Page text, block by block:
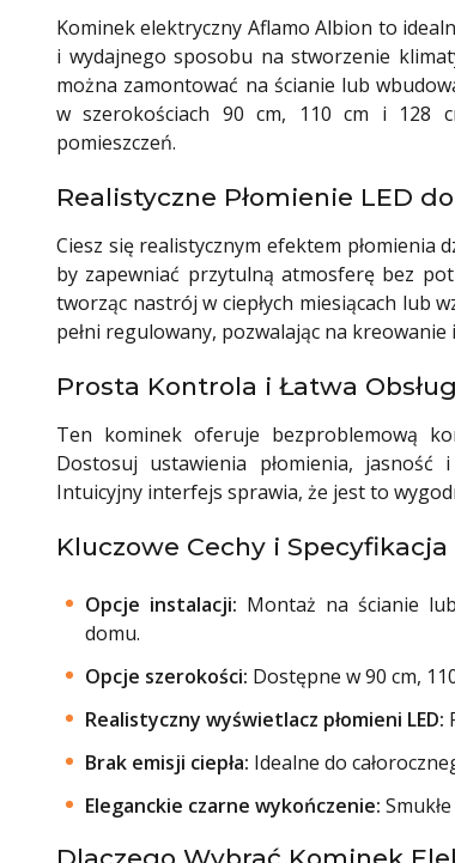
Kominek elektryczny Aflamo Albion to
i wydajnego sposobu na stworzenie
można zamontować na ścianie lub
w szerokościach 90 cm, 110 cm i 128
pomieszczeń.
Realistyczne Płomienie LED
Ciesz się realistycznym efektem
by zapewniać przytulną atmosferę bez
tworząc nastrój w ciepłych miesiącach lub
pełni regulowany, pozwalając na
Prosta Kontrola i Łatwa
Ten kominek oferuje bezproblemową
Dostosuj ustawienia płomienia,
Intuicyjny interfejs sprawia, że jest to
Kluczowe Cechy i Specyfikacja
Opcje instalacji: Montaż na ścianie
domu.
Opcje szerokości: Dostępne w 90 cm,
Realistyczny wyświetlacz płomieni LED:
Brak emisji ciepła: Idealne do
Eleganckie czarne wykończenie: